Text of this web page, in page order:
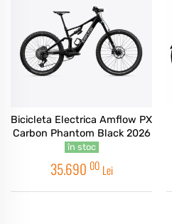
Bicicleta Electrica Amflow PX
Carbon Phantom Black 2026
în stoc
35.690 00 Lei